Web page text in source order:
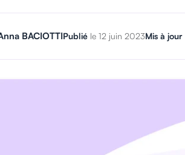
BACIOTTIPublié le 12 juin 2023Mis à jour